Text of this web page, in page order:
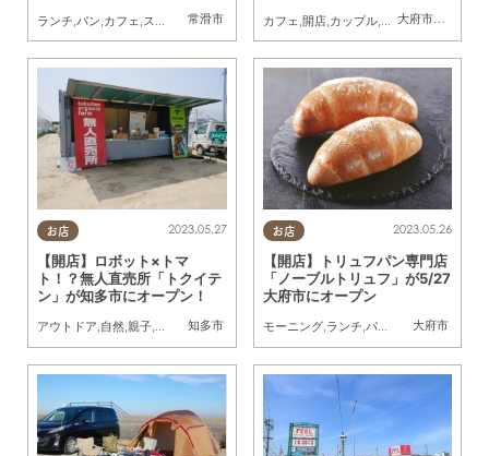
常滑市
ランチ パン カフェ スイーツ ,テイクアウト,開店 大府市
,半田市
カフェ 開店, カップル, 友人
お店
知多市
2023.05.27
【開店】ロボット×トマ
ト！？無人直売所「トクイテ
ン」が知多市にオープン！
アウトドア,自然,親子,夫婦 家族,カップル おひとりさま, 友人
お店
大府市
2023.05.26
【開店】トリュフパン専門店
「ノーブルトリュフ」が5/27
大府市にオープン
モーニング,ランチ,パン テイクアウト